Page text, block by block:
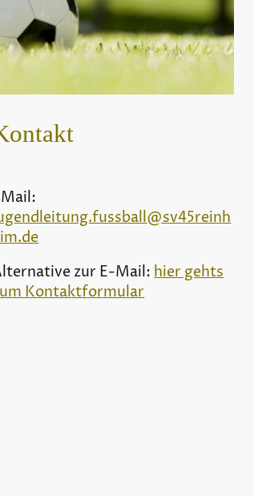
zur E-Mail:hier gehts
Kontaktformular